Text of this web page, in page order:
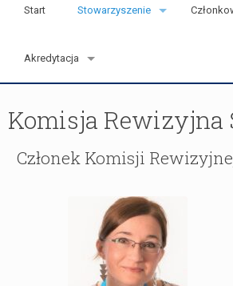
Start Stowarzyszenie
Akredytacja
Komisja Rewizyjna
Członek Komisji